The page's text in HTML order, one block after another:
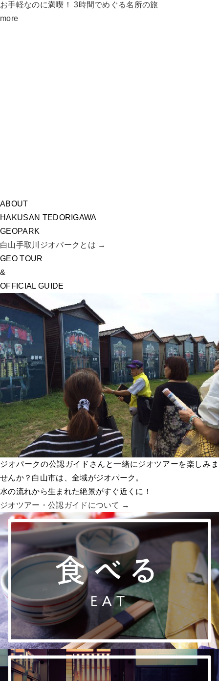
お手軽なのに満喫！ 3時間でめぐる名所の旅
more
ABOUT
HAKUSAN TEDORIGAWA
GEOPARK
白山手取川ジオパークとは →
GEO TOUR
&
OFFICIAL GUIDE
ジオパークの公認ガイドさんと一緒にジオツアーを楽しみま
せんか？白山市は、全域がジオパーク。
水の流れから生まれた絶景がすぐ近くに！
ジオツアー・ 公認ガイドについて →